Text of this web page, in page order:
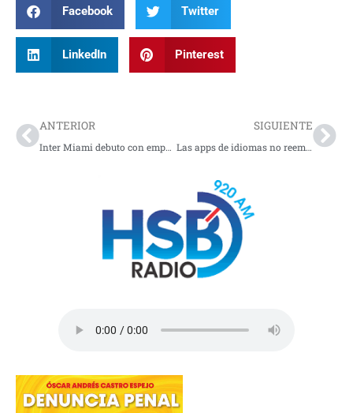
Facebook Twitter
LinkedIn Pinterest
ANTERIOR
Inter Miami debuto con empate en su nuevo estadio
SIGUIENTE
Las apps de idiomas no reemplazarán a los profesores